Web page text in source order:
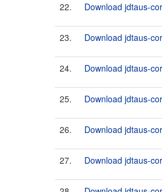
22. Download jdtaus-
23. Download jdtaus-
24. Download jdtaus-
25. Download jdtaus-
26. Download jdtaus-
27. Download jdtaus-